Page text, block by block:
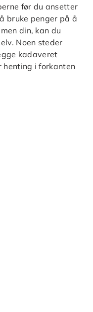
før du ansetter
bruke penger på å
din, kan du
Noen steder
kadaveret
henting i forkanten